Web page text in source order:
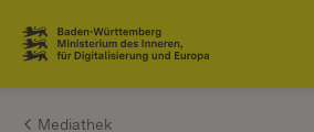
Zum Inhalt springen
Link zur Startseite
Mediathek